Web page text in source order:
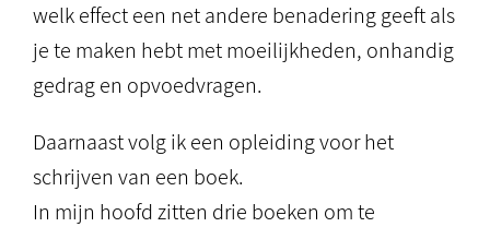
welk effect een net andere benadering geeft als
je te maken hebt met moeilijkheden, onhandig
gedrag en opvoedvragen.
Daarnaast volg ik een opleiding voor het
schrijven van een boek.
In mijn hoofd zitten drie boeken om te